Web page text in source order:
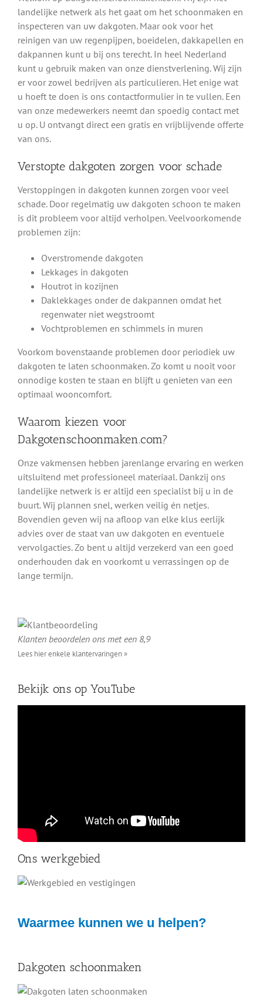
landelijke netwerk als het gaat om het schoonmaken en
inspecteren van uw dakgoten. Maar ook voor het
reinigen van uw regenpijpen, boeidelen, dakkapellen en
dakpannen kunt u bij ons terecht. In heel Nederland
kunt u gebruik maken van onze dienstverlening. Wij zijn
er voor zowel bedrijven als particulieren. Het enige wat
u hoeft te doen is ons contactformulier in te vullen. Een
van onze medewerkers neemt dan spoedig contact met
u op. U ontvangt direct een gratis en vrijblijvende offerte
van ons.
Verstopte dakgoten zorgen voor schade
Verstoppingen in dakgoten kunnen zorgen voor veel
schade. Door regelmatig uw dakgoten schoon te maken
is dit probleem voor altijd verholpen. Veelvoorkomende
problemen zijn:
Overstromende dakgoten
Lekkages in dakgoten
Houtrot in kozijnen
Daklekkages onder de dakpannen omdat het
regenwater niet wegstroomt
Vochtproblemen en schimmels in muren
Voorkom bovenstaande problemen door periodiek uw
dakgoten te laten schoonmaken. Zo komt u nooit voor
onnodige kosten te staan en blijft u genieten van een
optimaal wooncomfort.
Waarom kiezen voor
Dakgotenschoonmaken.com?
Onze vakmensen hebben jarenlange ervaring en werken
uitsluitend met professioneel materiaal. Dankzij ons
landelijke netwerk is er altijd een specialist bij u in de
buurt. Wij plannen snel, werken veilig én netjes.
Bovendien geven wij na afloop van elke klus eerlijk
advies over de staat van uw dakgoten en eventuele
vervolgacties. Zo bent u altijd verzekerd van een goed
onderhouden dak en voorkomt u verrassingen op de
lange termijn.
Klanten beoordelen ons met een 8,9
Lees hier enkele klantervaringen »
Bekijk ons op YouTube
Ons werkgebied
Waarmee kunnen we u helpen?
Dakgoten schoonmaken